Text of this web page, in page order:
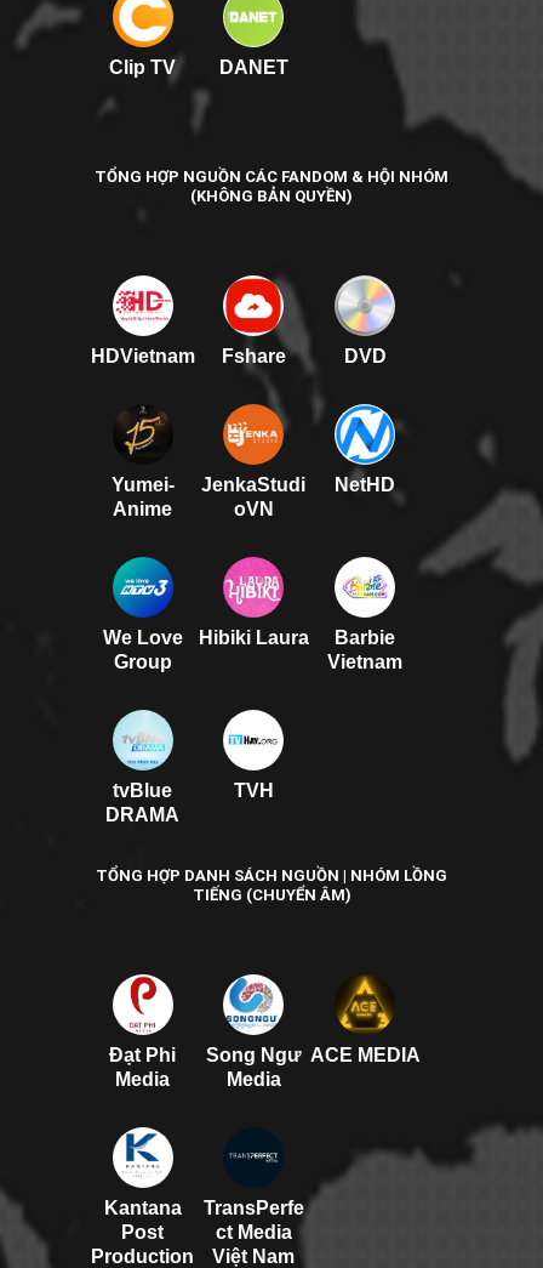
Clip TV DANET
TỔNG HỢP NGUỒN CÁC FANDOM & HỘI NHÓM
(KHÔNG BẢN QUYỀN)
HDVietnam Fshare DVD
Yumei-
Anime
JenkaStudi
oVN
NetHD
We Love
Group
Hibiki Laura
Barbie
Vietnam
tvBlue
DRAMA
TVH
TỔNG HỢP DANH SÁCH NGUỒN | NHÓM LỒNG
TIẾNG (CHUYỂN ÂM)
Đạt Phi
Media
Song Ngư
Media
ACE MEDIA
Kantana
Post
Production
TransPerfe
ct Media
Việt Nam